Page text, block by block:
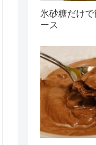
氷砂糖だけ
ース